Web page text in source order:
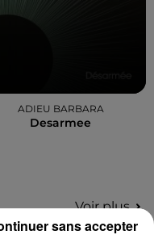
ADIEU BARBARA
Desarmee
Voir plus
sans accepter